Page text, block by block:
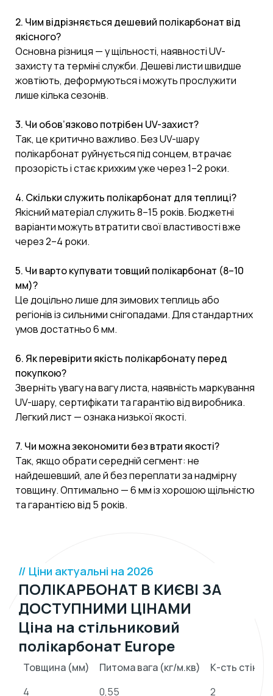
2. Чим відрізняється дешевий полікарбонат від
якісного?
Основна різниця — у щільності, наявності UV-
захисту та терміні служби. Дешеві листи швидше
жовтіють, деформуються і можуть прослужити
лише кілька сезонів.
3. Чи обов’язково потрібен UV-захист?
Так, це критично важливо. Без UV-шару
полікарбонат руйнується під сонцем, втрачає
прозорість і стає крихким уже через 1–2 роки.
4. Скільки служить полікарбонат для теплиці?
Якісний матеріал служить 8–15 років. Бюджетні
варіанти можуть втратити свої властивості вже
через 2–4 роки.
5. Чи варто купувати товщий полікарбонат (8–10
мм)?
Це доцільно лише для зимових теплиць або
регіонів із сильними снігопадами. Для стандартних
умов достатньо 6 мм.
6. Як перевірити якість полікарбонату перед
покупкою?
Зверніть увагу на вагу листа, наявність маркування
UV-шару, сертифікати та гарантію від виробника.
Легкий лист — ознака низької якості.
7. Чи можна зекономити без втрати якості?
Так, якщо обрати середній сегмент: не
найдешевший, але й без переплати за надмірну
товщину. Оптимально — 6 мм із хорошою щільністю
та гарантією від 5 років.
// Ціни актуальні на 2026
ПОЛІКАРБОНАТ В КИЄВІ ЗА
ДОСТУПНИМИ ЦІНАМИ
Ціна на стільниковий
полікарбонат Europe
Товщина (мм) Питома вага (кг/м.кв)
К-сть стінок
4
0,55 2